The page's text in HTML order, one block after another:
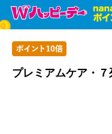
プレミアムケア・